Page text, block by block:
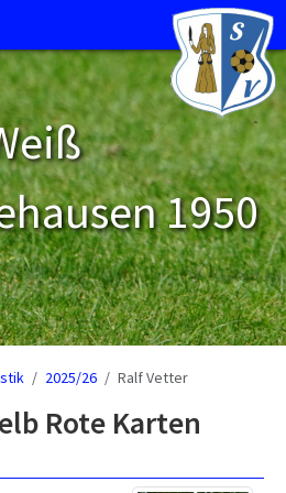
1950
2025/26 Ralf Vetter
Rote Karten